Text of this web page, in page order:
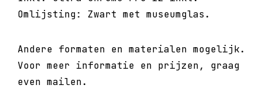
Omlijsting: Zwart met museumglas.
Andere formaten en materialen mogelijk.
Voor meer informatie en prijzen, graag
even mailen.